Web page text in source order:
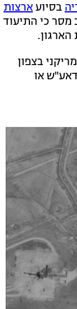
בסיוע ארצות
מסר כי התיעוד
בצפון
או